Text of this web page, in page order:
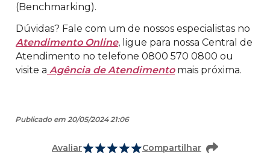
(Benchmarking).
Dúvidas? Fale com um de nossos especialistas no
Atendimento Online, ligue para nossa Central de
Atendimento no telefone 0800 570 0800 ou
visite a Agência de Atendimentomais próxima.
Publicado em 20/05/2024 21:06
Avaliar Compartilhar